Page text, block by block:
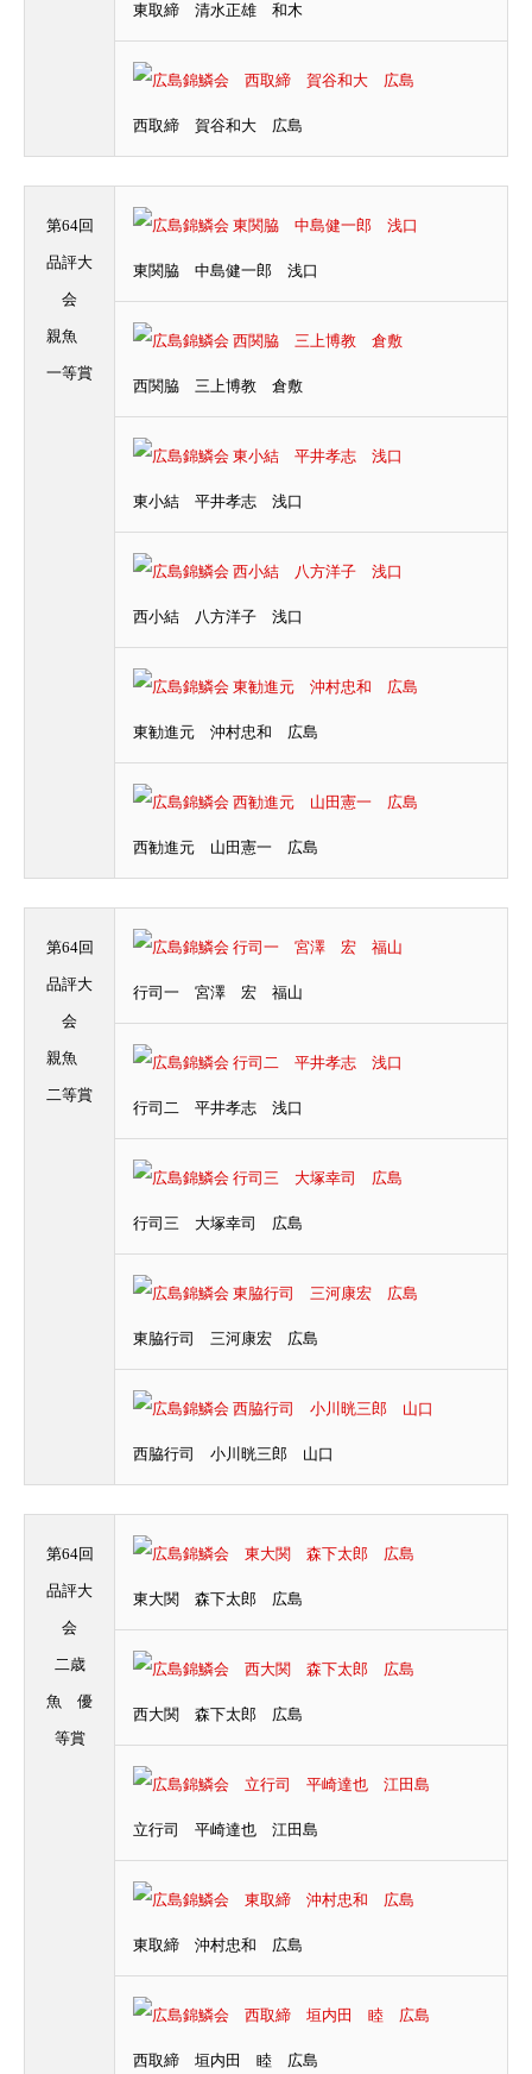
東取締 清水正雄 和木
西取締 賀谷和大 広島
第64回
品評大
会
親魚
一等賞
東関脇 中島健一郎 浅口
西関脇 三上博教 倉敷
東小結 平井孝志 浅口
西小結 八方洋子 浅口
東勧進元 沖村忠和 広島
西勧進元 山田憲一 広島
第64回
品評大
会
親魚
二等賞
行司一 宮澤 宏 福山
行司二 平井孝志 浅口
行司三 大塚幸司 広島
東脇行司 三河康宏 広島
西脇行司 小川晄三郎 山口
第64回
品評大
会
二歳
魚 優
等賞
東大関 森下太郎 広島
西大関 森下太郎 広島
立行司 平崎達也 江田島
東取締 沖村忠和 広島
西取締 垣内田 睦 広島